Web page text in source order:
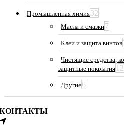
Промышленная химия32
Масла и смазки7
Клеи и защита винтов
Чистящие средства,
защитные покрытия 12
Другие6
КОНТАКТЫ